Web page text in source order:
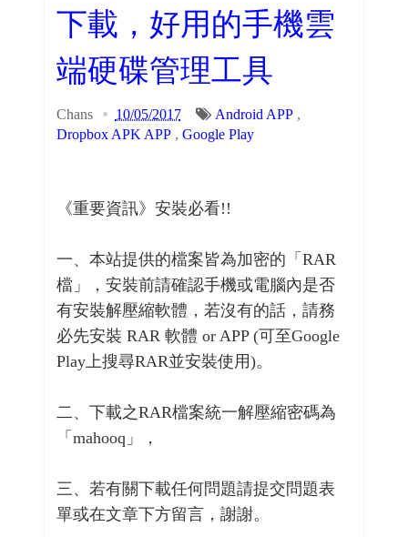
下載，好用的手機雲
端硬碟管理工具
Chans 10/05/2017 Android APP,
Dropbox APK APP, Google Play
《重要資訊》安裝必看!!
一、本站提供的檔案皆為加密的「RAR
檔」，安裝前請確認手機或電腦內是否
有安裝解壓縮軟體，若沒有的話，請務
必先安裝 RAR 軟體 or APP (可至Google
Play上搜尋RAR並安裝使用)。
二、下載之RAR檔案統一解壓縮密碼為
「mahooq」，
三、若有關下載任何問題請提交問題表
單或在文章下方留言，謝謝。